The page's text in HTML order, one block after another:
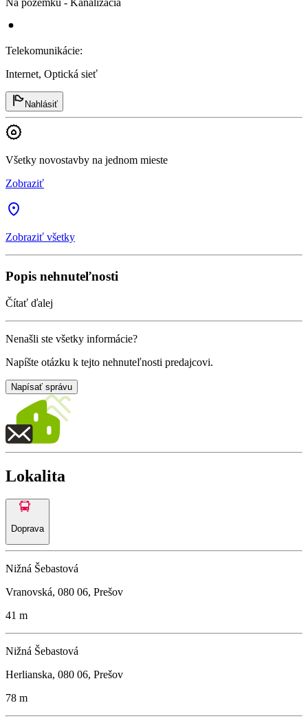
Na pozemku - Kanalizácia
Telekomunikácie:
Internet, Optická sieť
Nahlásiť
Všetky novostavby na jednom mieste
Zobraziť
Zobraziť všetky
Popis nehnuteľnosti
Čítať ďalej
Nenašli ste všetky informácie?
Napíšte otázku k tejto nehnuteľnosti predajcovi.
Napísať správu
Lokalita
Doprava
Nižná Šebastová
Vranovská, 080 06, Prešov
41 m
Nižná Šebastová
Herlianska, 080 06, Prešov
78 m